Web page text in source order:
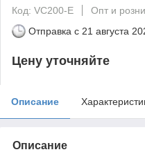
Код: VC200-E
Опт и
Отправка с 21 августа
Цену уточняйте
Описание
Описание